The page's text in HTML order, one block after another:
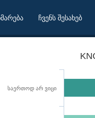
ჩვენს შესახებ
საერთოდ არ ვიცი